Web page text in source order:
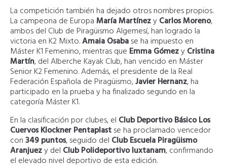
La competición también ha dejado otros nombres propios.
La campeona de EuropaMaría MartínezyCarlos Moreno,
ambos del Club de Piragüismo Algemesí, han logrado la
victoria en K2 Mixto.Amaia Osabase ha impuesto en
Máster K1 Femenino, mientras que Emma GómezyCristina
Martín, del Alberche Kayak Club, han vencido en Máster
Senior K2 Femenino. Además, el presidente de la Real
Federación Española de Piragüismo,Javier Hernanz, ha
participado en la prueba y ha finalizado segundo en la
categoría Máster K1.
En la clasificación por clubes, el Club Deportivo Básico Los
Cuervos Klockner Pentaplastse ha proclamado vencedor
con349 puntos, seguido del Club Escuela Piragüismo
Aranjuezy del Club Polideportivo Iuxtanam, confirmando
el elevado nivel deportivo de esta edición.